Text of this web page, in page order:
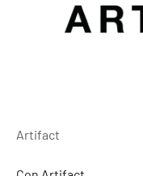
Artifact